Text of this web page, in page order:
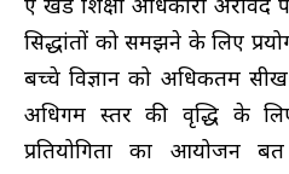
हुए खंड शिक्षा अधिकारी
सिद्धांतों को समझने के लिए
बच्चे विज्ञान को अधिकतम
अधिगम स्तर की वृद्धि के लिए
प्रतियोगिता का आयोजन